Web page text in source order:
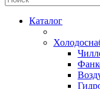
Каталог